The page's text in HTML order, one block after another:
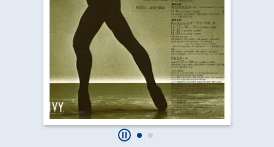
・ パイプオルガン
・ 神奈川県民ホールの取り組み
​​​​​​​​​​​​​神奈川県立県民ホール